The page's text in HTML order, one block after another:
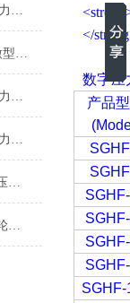
手持焊头点压力计 焊机电极压力校准仪 便携式焊接压力测试仪厂家
0-2吨的外置微型手柄压力计 微型数显手柄压力计厂家
手持式焊点压力计 上下电极测力仪 便携式焊接压力测试仪厂家
电阻焊接下压测力仪 焊钳夹紧力测试仪 高精度数字焊点压力计厂家
1t数显轮辐式压力计 轮辐电子压力测力计 带数字显示屏的轮辐式压力计厂家
2t手持式轮辐电子压力计 手持轮辐式压力测试仪 便携式轮辐型数字压力仪厂家
数字压
产品
SGHF-